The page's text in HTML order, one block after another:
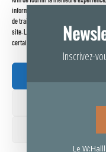
informations sur votre navigateur
de traiter des données telles que le
site. Le fait de ne pas consentir ou
certaines caractéristiques et
Rapport de
Inscrivez-
Le